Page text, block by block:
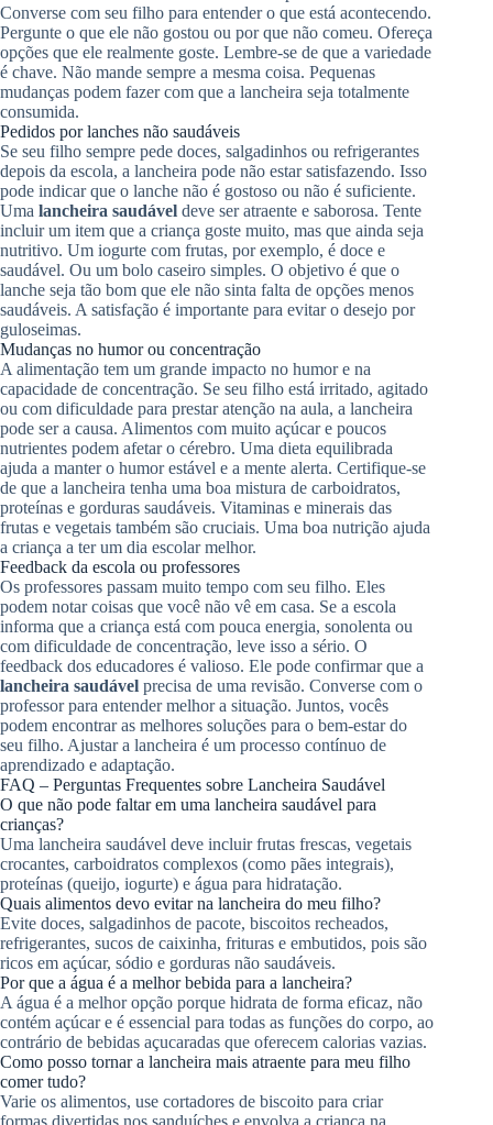
Converse com seu filho para entender o que está acontecendo.
Pergunte o que ele não gostou ou por que não comeu. Ofereça
opções que ele realmente goste. Lembre-se de que a variedade
é chave. Não mande sempre a mesma coisa. Pequenas
mudanças podem fazer com que a lancheira seja totalmente
consumida.
Pedidos por lanches não saudáveis
Se seu filho sempre pede doces, salgadinhos ou refrigerantes
depois da escola, a lancheira pode não estar satisfazendo. Isso
pode indicar que o lanche não é gostoso ou não é suficiente.
Uma lancheira saudável deve ser atraente e saborosa. Tente
incluir um item que a criança goste muito, mas que ainda seja
nutritivo. Um iogurte com frutas, por exemplo, é doce e
saudável. Ou um bolo caseiro simples. O objetivo é que o
lanche seja tão bom que ele não sinta falta de opções menos
saudáveis. A satisfação é importante para evitar o desejo por
guloseimas.
Mudanças no humor ou concentração
A alimentação tem um grande impacto no humor e na
capacidade de concentração. Se seu filho está irritado, agitado
ou com dificuldade para prestar atenção na aula, a lancheira
pode ser a causa. Alimentos com muito açúcar e poucos
nutrientes podem afetar o cérebro. Uma dieta equilibrada
ajuda a manter o humor estável e a mente alerta. Certifique-se
de que a lancheira tenha uma boa mistura de carboidratos,
proteínas e gorduras saudáveis. Vitaminas e minerais das
frutas e vegetais também são cruciais. Uma boa nutrição ajuda
a criança a ter um dia escolar melhor.
Feedback da escola ou professores
Os professores passam muito tempo com seu filho. Eles
podem notar coisas que você não vê em casa. Se a escola
informa que a criança está com pouca energia, sonolenta ou
com dificuldade de concentração, leve isso a sério. O
feedback dos educadores é valioso. Ele pode confirmar que a
lancheira saudável precisa de uma revisão. Converse com o
professor para entender melhor a situação. Juntos, vocês
podem encontrar as melhores soluções para o bem-estar do
seu filho. Ajustar a lancheira é um processo contínuo de
aprendizado e adaptação.
FAQ – Perguntas Frequentes sobre Lancheira Saudável
O que não pode faltar em uma lancheira saudável para
crianças?
Uma lancheira saudável deve incluir frutas frescas, vegetais
crocantes, carboidratos complexos (como pães integrais),
proteínas (queijo, iogurte) e água para hidratação.
Quais alimentos devo evitar na lancheira do meu filho?
Evite doces, salgadinhos de pacote, biscoitos recheados,
refrigerantes, sucos de caixinha, frituras e embutidos, pois são
ricos em açúcar, sódio e gorduras não saudáveis.
Por que a água é a melhor bebida para a lancheira?
A água é a melhor opção porque hidrata de forma eficaz, não
contém açúcar e é essencial para todas as funções do corpo, ao
contrário de bebidas açucaradas que oferecem calorias vazias.
Como posso tornar a lancheira mais atraente para meu filho
comer tudo?
Varie os alimentos, use cortadores de biscoito para criar
formas divertidas nos sanduíches e envolva a criança na